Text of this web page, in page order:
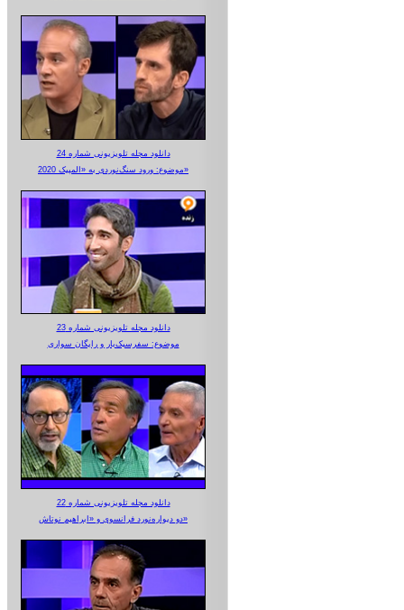
دانلود مجله تلویزیونی شماره 24
موضوع: ورود سنگ‌نوردی به «المپیک 2020»
دانلود مجله تلویزیونی شماره 23
موضوع: سفرسبک‌بار و رایگان سواری
دانلود مجله تلویزیونی شماره 22
دو دیواره‌نورد فرانسوی و «ابراهیم نوتاش»